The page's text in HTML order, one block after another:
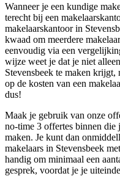
Wanneer je een kundige
terecht bij een
makelaarskantoor in
kwaad om meerdere
eenvoudig via een
wijze weet je dat je niet
Stevensbeek te maken krijgt,
op de kosten van een
dus!
Maak je gebruik van onze
no-time 3 offertes binnen die
maken. Je kunt dan
makelaars in Stevensbeek
handig om minimaal een
gesprek, voordat je je